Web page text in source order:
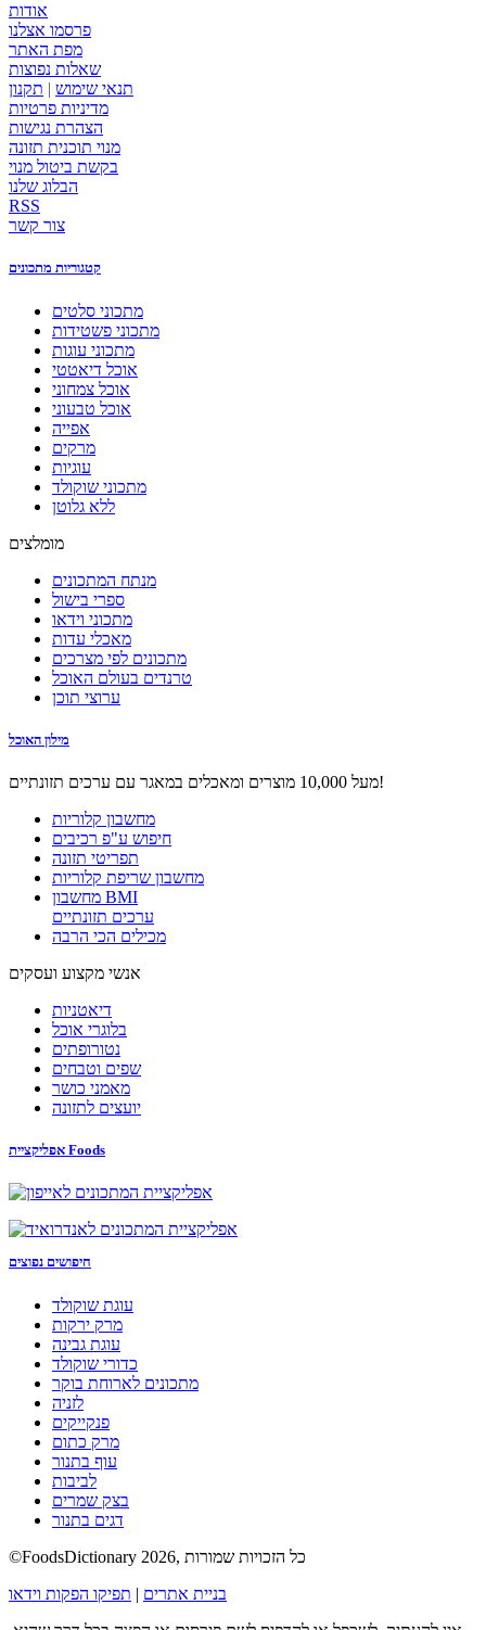
אודות
פרסמו אצלנו
מפת האתר
שאלות נפוצות
תנאי שימוש | תקנון
מדיניות פרטיות
הצהרת נגישות
מנוי תוכנית תזונה
בקשת ביטול מנוי
הבלוג שלנו
RSS
צור קשר
קטגוריות מתכונים
מתכוני סלטים
מתכוני פשטידות
מתכוני עוגות
אוכל דיאטטי
אוכל צמחוני
אוכל טבעוני
אפייה
מרקים
עוגיות
מתכוני שוקולד
ללא גלוטן
מומלצים
מנתח המתכונים
ספרי בישול
מתכוני וידאו
מאכלי עדות
מתכונים לפי מצרכים
טרנדים בעולם האוכל
ערוצי תוכן
מילון האוכל
מעל 10,000 מוצרים ומאכלים במאגר עם ערכים תזונתיים!
מחשבון קלוריות
חיפוש ע"פ רכיבים
תפריטי תזונה
מחשבון שריפת קלוריות
מחשבון BMI
ערכים תזונתיים
מכילים הכי הרבה
אנשי מקצוע ועסקים
דיאטניות
בלוגרי אוכל
נטורופתים
שפים וטבחים
מאמני כושר
יועצים לתזונה
אפליקציית Foods
חיפושים נפוצים
עוגת שוקולד
מרק ירקות
עוגת גבינה
כדורי שוקולד
מתכונים לארוחת בוקר
לזניה
פנקייקים
מרק כתום
עוף בתנור
לביבות
בצק שמרים
דגים בתנור
©FoodsDictionary 2026, כל הזכויות שמורות
בניית אתרים | תפיקו הפקות וידאו